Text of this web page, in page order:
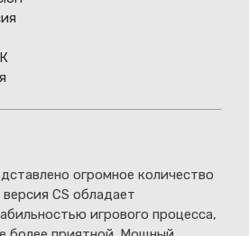
огромное количество
CS обладает
игрового процесса,